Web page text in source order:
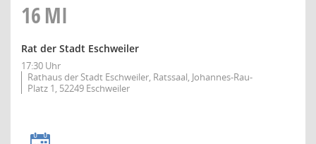
16MI
Rat der Stadt Eschweiler
17:30 Uhr
Rathaus der Stadt Eschweiler, Ratssaal, Johannes-Rau-
Platz 1, 52249 Eschweiler